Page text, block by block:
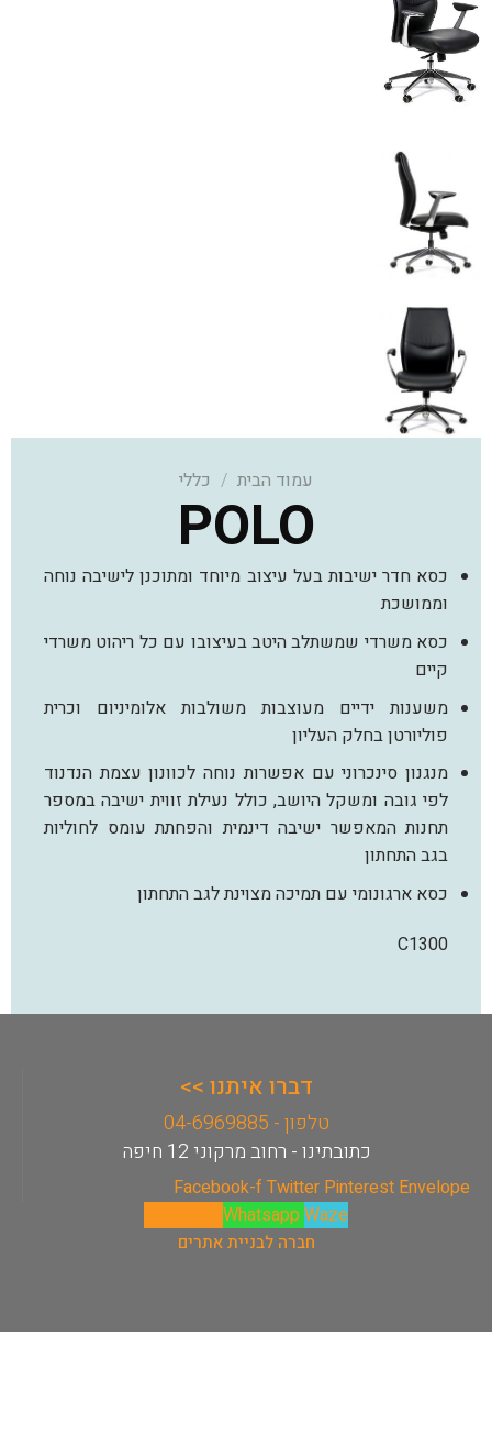
עמוד הבית / כללי
POLO
כסא חדר ישיבות בעל עיצוב מיוחד ומתוכנן לישיבה נוחה
וממושכת
כסא משרדי שמשתלב היטב בעיצובו עם כל ריהוט משרדי
קיים
משענות ידיים מעוצבות משולבות אלומיניום וכרית
פוליורטן בחלק העליון
מנגנון סינכרוני עם אפשרות נוחה לכוונון עצמת הנדנוד
לפי גובה ומשקל היושב, כולל נעילת זווית ישיבה במספר
תחנות המאפשר ישיבה דינמית והפחתת עומס לחוליות
בגב התחתון
כסא ארגונומי עם תמיכה מצוינת לגב התחתון
C1300
דברו איתנו >>
טלפון - 04-6969885
כתובתינו - רחוב מרקוני 12 חיפה
Facebook-f Twitter Pinterest Envelope
WhatsappWaze
חברה לבניית אתרים